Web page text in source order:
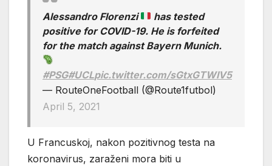
Alessandro Florenzi
has tested
positive for COVID-19. He is forfeited
for the match against Bayern Munich.
#PSG#UCLpic.twitter.com/sGtxGTWIV5
— RouteOneFootball (@Route1futbol)
April 5, 2021
U Francuskoj, nakon pozitivnog testa na
koronavirus, zaraženi mora biti u